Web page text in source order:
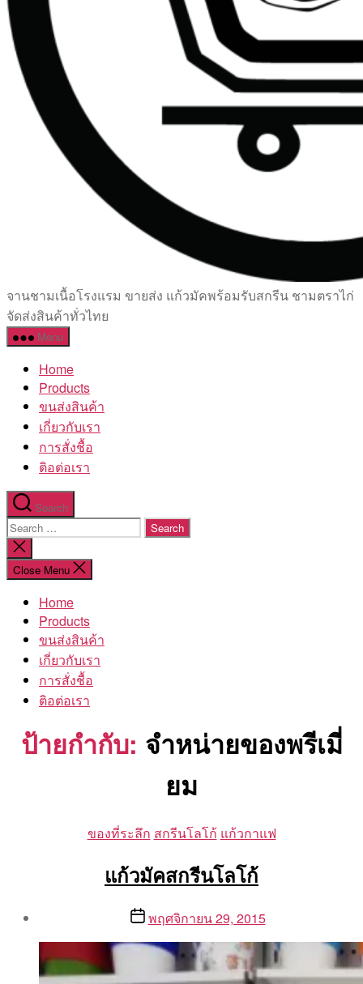
เซรามิค
ครบ
ครัน
โรงงาน
จานชามเนื้อโรงแรม ขายส่ง แก้วมัคพร้อมรับสกรีน ชามตราไก่
จัดส่งสินค้าทั่วไทย
Menu
Home
Products
ขนส่งสินค้า
เกี่ยวกับเรา
การสั่งชื้อ
ติอต่อเรา
Search
Search
for:
Close
search
Close Menu
Home
Products
ขนส่งสินค้า
เกี่ยวกับเรา
การสั่งชื้อ
ติอต่อเรา
ป้ายกำกับ: จำหน่ายของพรีเมี่
ยม
Categories
ของที่ระลึก สกรีนโลโก้ แก้วกาแฟ
แก้วมัคสกรีนโลโก้
By
Aea
Postพฤศจิกายน 29, 2015